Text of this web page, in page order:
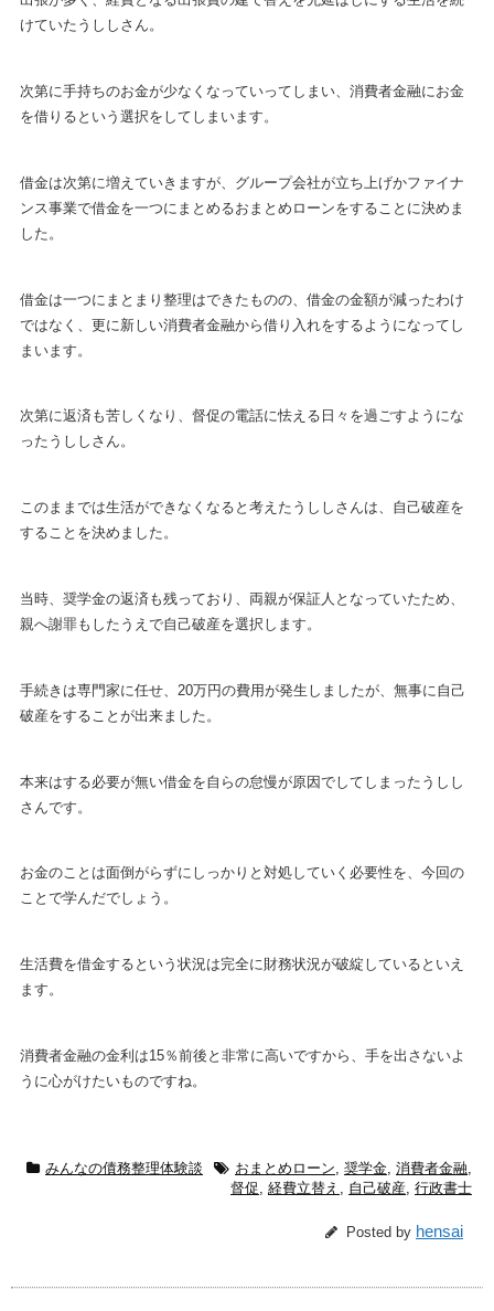
けていたうししさん。
次第に手持ちのお金が少なくなっていってしまい、消費者金融にお金
を借りるという選択をしてしまいます。
借金は次第に増えていきますが、グループ会社が立ち上げかファイナ
ンス事業で借金を一つにまとめるおまとめローンをすることに決めま
した。
借金は一つにまとまり整理はできたものの、借金の金額が減ったわけ
ではなく、更に新しい消費者金融から借り入れをするようになってし
まいます。
次第に返済も苦しくなり、督促の電話に怯える日々を過ごすようにな
ったうししさん。
このままでは生活ができなくなると考えたうししさんは、自己破産を
することを決めました。
当時、奨学金の返済も残っており、両親が保証人となっていたため、
親へ謝罪もしたうえで自己破産を選択します。
手続きは専門家に任せ、20万円の費用が発生しましたが、無事に自己
破産をすることが出来ました。
本来はする必要が無い借金を自らの怠慢が原因でしてしまったうしし
さんです。
お金のことは面倒がらずにしっかりと対処していく必要性を、今回の
ことで学んだでしょう。
生活費を借金するという状況は完全に財務状況が破綻しているといえ
ます。
消費者金融の金利は15％前後と非常に高いですから、手を出さないよ
うに心がけたいものですね。
みんなの債務整理体験談 おまとめローン 奨学金 消費者金融
督促 経費立替え 自己破産 行政書士
Posted by hensai